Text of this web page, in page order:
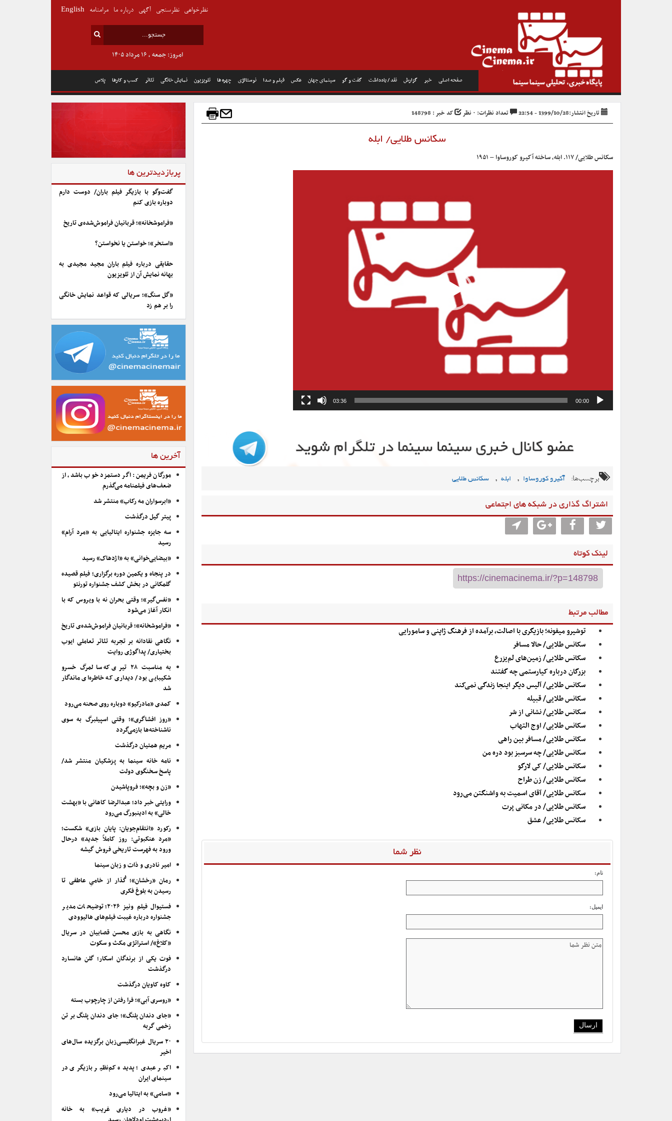
صفحه اصلی خبر گزارش نقد / یادداشت گفت و گو سینمای جهان عکس فیلم و صدا نوستالژی چهره ها تلویزیون نمایش خانگی تئاتر کسب و کارها پلاس
امروز: جمعه , ۱۶ مرداد ۱۴۰۵
نظرخواهی نظرسنجی آگهی درباره ما مرامنامه English
تاریخ انتشار:1399/10/28 - 22:54 تعداد نظرات: ۰ نظر کد خبر : 148798
سکانس طلایی/ ابله
سکانس طلایی/ ۱۱۷. ابله، ساخته آکیرو کوروساوا – ۱۹۵۱
00:00
03:36
برچسب‌ها: آکیرو کوروساوا , ابله , سکانس طلایی
اشتراگ گذاری در شبکه های اجتماعی
لینک کوتاه
مطالب مرتبط
توشیرو میفونه؛ بازیگری با اصالت، برآمده از فرهنگ ژاپنی و سامورایی
سکانس طلایی/ حالا مسافر
سکانس طلایی/ زمین‌های لم‌یزرع
بزرگان درباره کیارستمی چه گفتند
سکانس طلایی/ آلیس دیگر اینجا زندگی نمی‌کند
سکانس طلایی/ قبیله
سکانس طلایی/ نشانی از شر
سکانس طلایی/ اوج التهاب
سکانس طلایی/ مسافر بین راهی
سکانس طلایی/ چه سرسبز بود دره من
سکانس طلایی/ کی لارگو
سکانس طلایی/ زن طراح
سکانس طلایی/ آقای اسمیت به واشنگتن می‌رود
سکانس طلایی/ در مکانی پرت
سکانس طلایی/ عشق
نظر شما
نام:
ایمیل:
پربازدیدترین ها
گفت‌وگو با بازیگر فیلم باران/ دوست دارم
دوباره بازی کنم
«فراموشخانه»؛ قربانیان فراموش‌شده‌ی تاریخ
«استخر»؛ خواستن یا نخواستن؟
حقایقی درباره فیلم باران مجید مجیدی به
بهانه نمایش آن از تلویزیون
«گل سنگ»؛ سریالی که قواعد نمایش خانگی
را بر هم زد
آخرین ها
مورگان فریمن: اگر دستمزد خوب باشد، از
ضعف‌های فیلمنامه می‌گذرم
«ابرسواران مه رکاب» منتشر شد
پیتر گیل درگذشت
سه جایزه جشنواره ایتالیایی به «مرد آرام»
رسید
«بیضایی‌خوانی» به «اژدهاک» رسید
در پنجاه و یکمین دوره برگزاری؛ فیلم قصیده
گلمکانی در بخش کشف جشنواره تورنتو
«نفس‌گیر»؛ وقتی بحران نه با ویروس که با
انکار آغاز می‌شود
«فراموشخانه»؛ قربانیان فراموش‌شده‌ی تاریخ
نگاهی نقادانه بر تجربه تئاتر تعاملی ایوب
بختیاری/ پداگوژی روایت
به مناسبت ۲۸ تیری که سالمرگ خسرو
شکیبایی بود/ دیداری که خاطره‌ای ماندگار
شد
کمدی «مادرکیو» دوباره روی صحنه می‌رود
«روز افشاگری»؛ وقتی اسپیلبرگ به سوی
ناشناخته‌ها بازمی‌گردد
مریم همتیان درگذشت
نامه خانه سینما به پزشکیان منتشر شد/
پاسخ سخنگوی دولت
«زن و بچه»؛ فروپاشیدن
ورایتی خبر داد؛ عبدالرضا کاهانی با «بهشت
خالی» به ادینبورگ می‌رود
رکورد «انتقام‌جویان: پایان بازی» شکست؛
«مرد عنکبوتی: روز کاملاً جدید» درحال
ورود به فهرست تاریخی فروش گیشه
امیر نادری و ذات و زبان سینما
رمان «رخشان»؛ گُذار از خامیِ عاطفی تا
رسیدن به بلوغ فکری
فستیوال فیلم ونیز ۲۰۲۶؛ توضیحات مدیر
جشنواره درباره غیبت فیلم‌های هالیوودی
نگاهی به بازی محسن قصابیان در سریال
«کلاغ»/ استراتژی مکث و سکوت
فوت یکی از برندگان اسکار؛ گلن هانسارد
درگذشت
کاوه کاویان درگذشت
«روسری آبی»؛ فرا رفتن از چارچوب بسته
«جای دندان پلنگ»؛ جای دندان پلنگ بر تن
زخمی گربه
۲۰ سریال غیرانگلیسی‌زبان برگزیده سال‌های
اخیر
اکبر عبدی؛ پدیده کم‌نظیر بازیگری در
سینمای ایران
«سامی» به ایتالیا می‌رود
«غروب در دیاری غریب» به خانه